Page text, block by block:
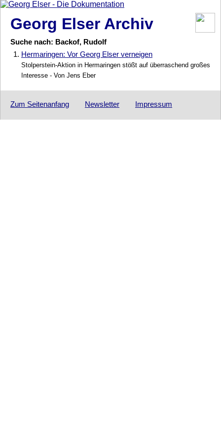
Georg Elser Archiv
Suche nach: Backof, Rudolf
1. Hermaringen: Vor Georg Elser verneigen
Stolperstein-Aktion in Hermaringen stößt auf überraschend großes
Interesse - Von Jens Eber
Zum Seitenanfang Newsletter Impressum